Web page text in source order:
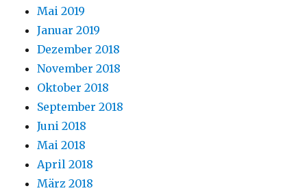
Mai 2019
Januar 2019
Dezember 2018
November 2018
Oktober 2018
September 2018
Juni 2018
Mai 2018
April 2018
März 2018